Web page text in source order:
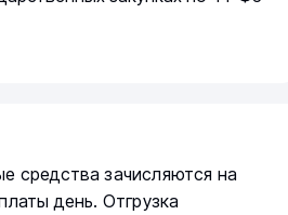
средства зачисляются на
день. Отгрузка